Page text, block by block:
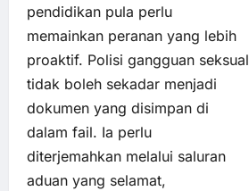
pendidikan pula perlu
memainkan peranan yang lebih
proaktif. Polisi gangguan seksual
tidak boleh sekadar menjadi
dokumen yang disimpan di
dalam fail. Ia perlu
diterjemahkan melalui saluran
aduan yang selamat,